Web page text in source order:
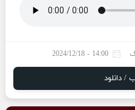
14:00 - 2024/12/18
/ دانلود